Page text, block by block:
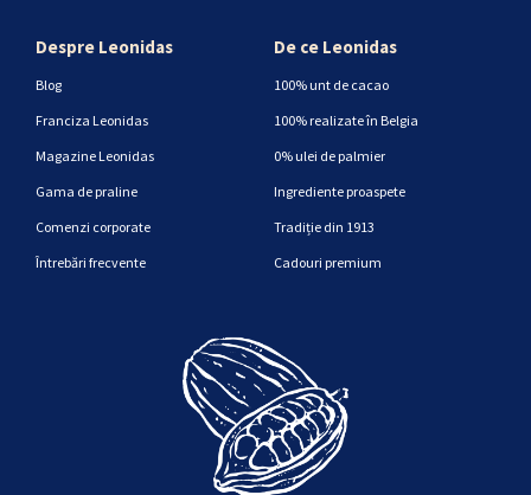
Despre Leonidas
Blog
Franciza Leonidas
Magazine Leonidas
Gama de praline
Comenzi corporate
Întrebări frecvente
De ce Leonidas
100% unt de cacao
100% realizate în Belgia
0% ulei de palmier
Ingrediente proaspete
Tradiție din 1913
Cadouri premium